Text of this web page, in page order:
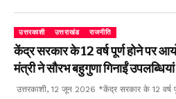
उत्तरकाशी उत्तराखंड राजनीति
केंद्र सरकार के 12 वर्ष पूर्ण होने पर
मंत्री ने सौरभ बहुगुणा गिनाईं उपलब्धियां
उत्तरकाशी, 12 जून 2026 *केंद्र सरकार के 12 वर्ष